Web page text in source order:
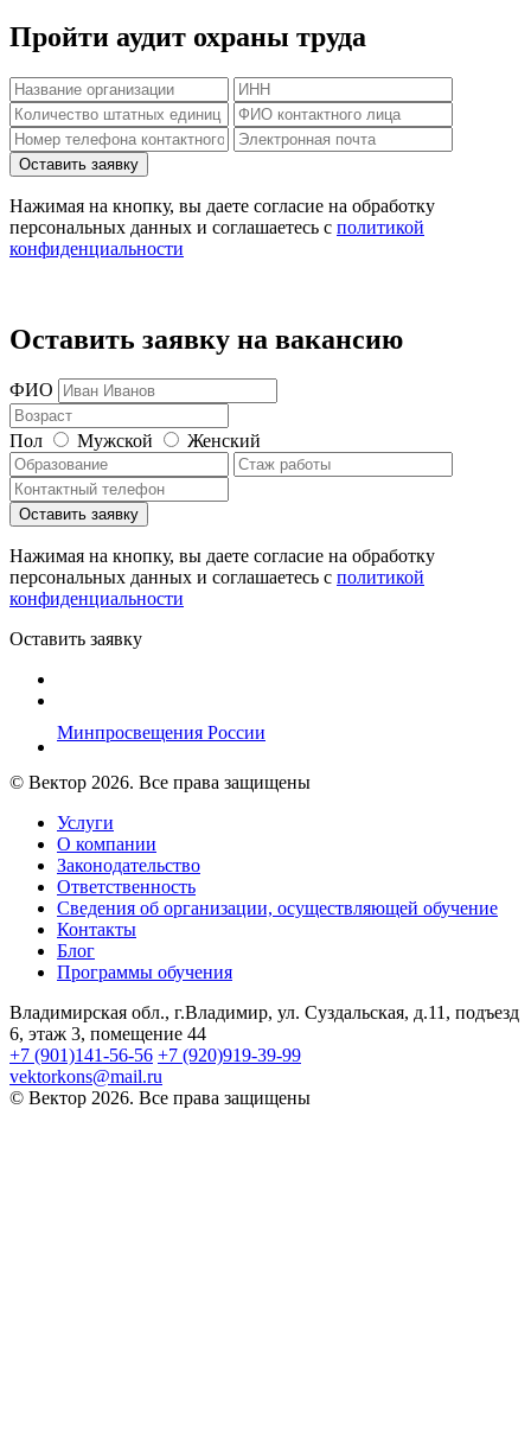
Пройти аудит охраны труда
Нажимая на кнопку, вы даете согласие на обработку
персональных данных и соглашаетесь c политикой
конфиденциальности
Оставить заявку на вакансию
ФИО
Пол Мужской Женский
Нажимая на кнопку, вы даете согласие на обработку
персональных данных и соглашаетесь c политикой
конфиденциальности
Оставить заявку
Минпросвещения России
© Вектор 2026. Все права защищены
Услуги
О компании
Законодательство
Ответственность
Сведения об организации, осуществляющей обучение
Контакты
Блог
Программы обучения
Владимирская обл., г.Владимир, ул. Суздальская, д.11, подъезд
6, этаж 3, помещение 44
+7 (901)141-56-56 +7 (920)919-39-99
vektorkons@mail.ru
© Вектор 2026. Все права защищены